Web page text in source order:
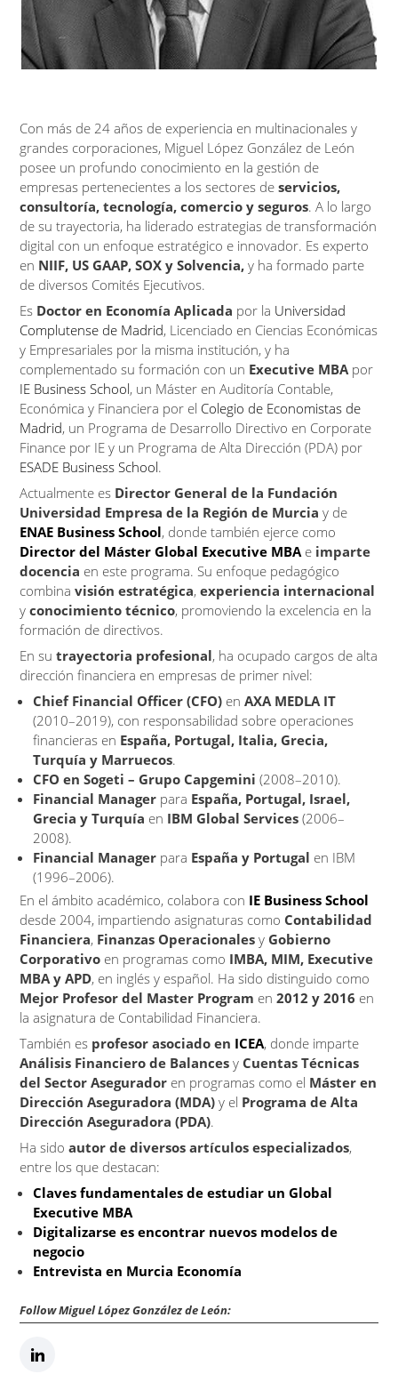
Con más de 24 años de experiencia en multinacionales y
grandes corporaciones, Miguel López González de León
posee un profundo conocimiento en la gestión de
empresas pertenecientes a los sectores deservicios,
consultoría, tecnología, comercio y seguros. A lo largo
de su trayectoria, ha liderado estrategias de transformación
digital con un enfoque estratégico e innovador. Es experto
en NIIF, US GAAP, SOX y Solvencia, y ha formado parte
de diversos Comités Ejecutivos.
Es Doctor en Economía Aplicada por la Universidad
Complutense de Madrid, Licenciado en Ciencias Económicas
y Empresariales por la misma institución, y ha
complementado su formación con un Executive MBApor
IE Business School, un Máster en Auditoría Contable,
Económica y Financiera por el Colegio de Economistas de
Madrid, un Programa de Desarrollo Directivo en Corporate
Finance por IE y un Programa de Alta Dirección (PDA) por
ESADE Business School.
Actualmente es Director General de la Fundación
Universidad Empresa de la Región de Murcia y de
ENAE Business School, donde también ejerce como
Director del Máster Global Executive MBAe imparte
docencia en este programa. Su enfoque pedagógico
combinavisión estratégica,experiencia internacional
yconocimiento técnico, promoviendo la excelencia en la
formación de directivos.
En sutrayectoria profesional, ha ocupado cargos de alta
dirección financiera en empresas de primer nivel:
Chief Financial Officer (CFO) enAXA MEDLA IT
(2010–2019), con responsabilidad sobre operaciones
financieras en España, Portugal, Italia, Grecia,
Turquía y Marruecos.
CFO en Sogeti – Grupo Capgemini (2008–2010).
Financial Manager para España, Portugal, Israel,
Grecia y Turquía en IBM Global Services (2006–
2008).
Financial Manager para España y Portugal en IBM
(1996–2006).
En el ámbito académico, colabora con IE Business School
desde 2004, impartiendo asignaturas como Contabilidad
Financiera, Finanzas Operacionales y Gobierno
Corporativo en programas como IMBA, MIM, Executive
MBA y APD, en inglés y español. Ha sido distinguido como
Mejor Profesor del Master Program en2012 y 2016 en
la asignatura de Contabilidad Financiera.
También es profesor asociado en ICEA, donde imparte
Análisis Financiero de Balances y Cuentas Técnicas
del Sector Asegurador en programas como el Máster en
Dirección Aseguradora (MDA) y el Programa de Alta
Dirección Aseguradora (PDA).
Ha sidoautor de diversos artículos especializados,
entre los que destacan:
Claves fundamentales de estudiar un Global
Executive MBA
Digitalizarse es encontrar nuevos modelos de
negocio
Entrevista en Murcia Economía
Follow Miguel López González de León: